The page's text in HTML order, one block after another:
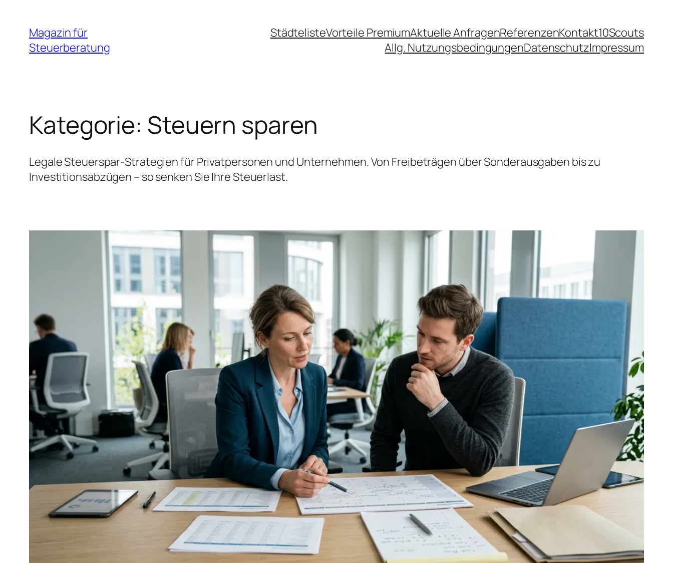
Inhalt
springen
Magazin für
Steuerberatung
StädtelisteVorteile PremiumAktuelle AnfragenReferenzenKontakt10Scouts
Allg. NutzungsbedingungenDatenschutzImpressum
Kategorie: Steuern sparen
Legale Steuerspar-Strategien für Privatpersonen und Unternehmen. Von Freibeträgen über Sonderausgaben bis zu
Investitionsabzügen – so senken Sie Ihre Steuerlast.